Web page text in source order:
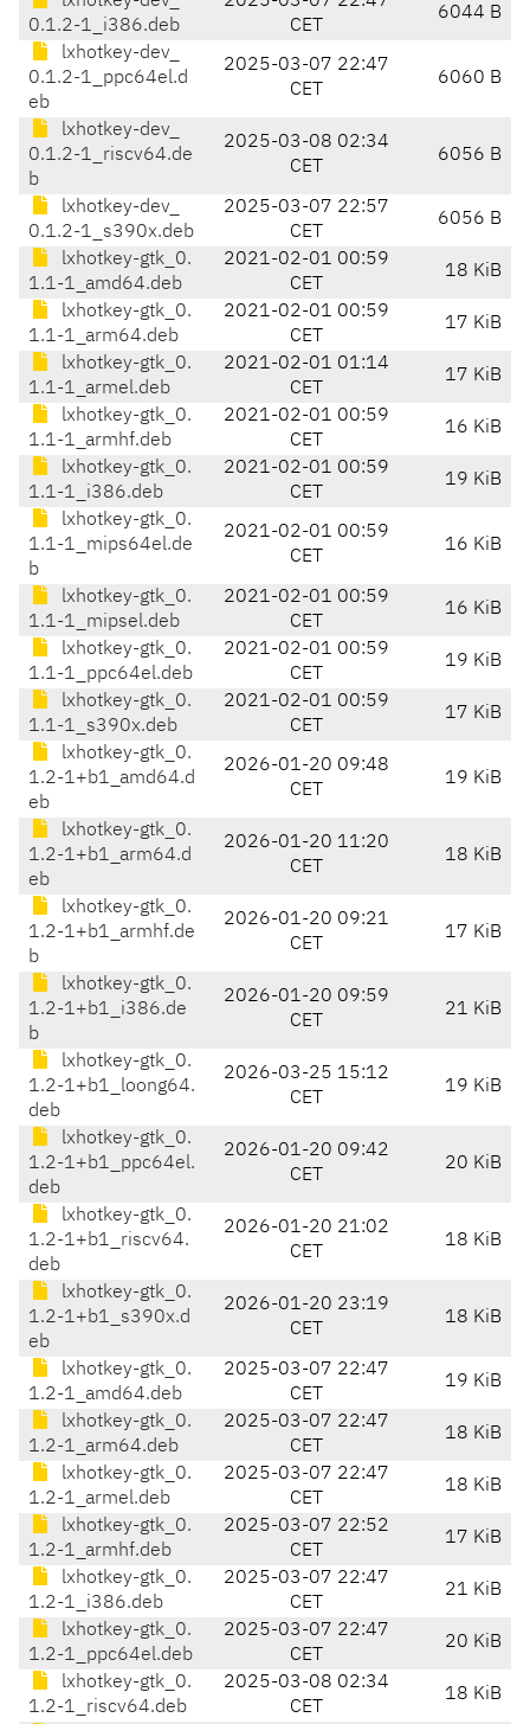
0.1.2-1_i386.deb
CET
6044 B
lxhotkey-dev_
0.1.2-1_ppc64el.d
eb
2025-03-07 22:47
CET
6060 B
lxhotkey-dev_
0.1.2-1_riscv64.de
b
2025-03-08 02:34
CET
6056 B
lxhotkey-dev_
0.1.2-1_s390x.deb
2025-03-07 22:57
CET
6056 B
lxhotkey-gtk_0.
1.1-1_amd64.deb
2021-02-01 00:59
CET
18 KiB
lxhotkey-gtk_0.
1.1-1_arm64.deb
2021-02-01 00:59
CET
17 KiB
lxhotkey-gtk_0.
1.1-1_armel.deb
2021-02-01 01:14
CET
17 KiB
lxhotkey-gtk_0.
1.1-1_armhf.deb
2021-02-01 00:59
CET
16 KiB
lxhotkey-gtk_0.
1.1-1_i386.deb
2021-02-01 00:59
CET
19 KiB
lxhotkey-gtk_0.
1.1-1_mips64el.de
b
2021-02-01 00:59
CET
16 KiB
lxhotkey-gtk_0.
1.1-1_mipsel.deb
2021-02-01 00:59
CET
16 KiB
lxhotkey-gtk_0.
1.1-1_ppc64el.deb
2021-02-01 00:59
CET
19 KiB
lxhotkey-gtk_0.
1.1-1_s390x.deb
2021-02-01 00:59
CET
17 KiB
lxhotkey-gtk_0.
1.2-1+b1_amd64.d
eb
2026-01-20 09:48
CET
19 KiB
lxhotkey-gtk_0.
1.2-1+b1_arm64.d
eb
2026-01-20 11:20
CET
18 KiB
lxhotkey-gtk_0.
1.2-1+b1_armhf.de
b
2026-01-20 09:21
CET
17 KiB
lxhotkey-gtk_0.
1.2-1+b1_i386.de
b
2026-01-20 09:59
CET
21 KiB
lxhotkey-gtk_0.
1.2-1+b1_loong64.
deb
2026-03-25 15:12
CET
19 KiB
lxhotkey-gtk_0.
1.2-1+b1_ppc64el.
deb
2026-01-20 09:42
CET
20 KiB
lxhotkey-gtk_0.
1.2-1+b1_riscv64.
deb
2026-01-20 21:02
CET
18 KiB
lxhotkey-gtk_0.
1.2-1+b1_s390x.d
eb
2026-01-20 23:19
CET
18 KiB
lxhotkey-gtk_0.
1.2-1_amd64.deb
2025-03-07 22:47
CET
19 KiB
lxhotkey-gtk_0.
1.2-1_arm64.deb
2025-03-07 22:47
CET
18 KiB
lxhotkey-gtk_0.
1.2-1_armel.deb
2025-03-07 22:47
CET
18 KiB
lxhotkey-gtk_0.
1.2-1_armhf.deb
2025-03-07 22:52
CET
17 KiB
lxhotkey-gtk_0.
1.2-1_i386.deb
2025-03-07 22:47
CET
21 KiB
lxhotkey-gtk_0.
1.2-1_ppc64el.deb
2025-03-07 22:47
CET
20 KiB
lxhotkey-gtk_0.
1.2-1_riscv64.deb
2025-03-08 02:34
CET
18 KiB